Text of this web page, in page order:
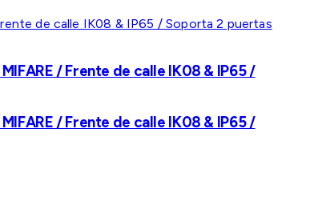
/ Frente de calle IK08 & IP65 /
/ Frente de calle IK08 & IP65 /